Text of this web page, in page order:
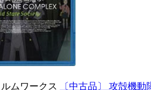
ムワークス
〔中古品〕 攻殻機動